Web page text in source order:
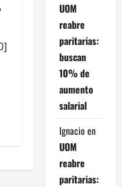
]
UOM
reabre
paritarias:
buscan
10% de
aumento
salarial
Ignacio en
UOM
reabre
paritarias: